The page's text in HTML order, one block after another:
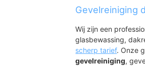
Gevelreiniging
Wij zijn een
glasbewassing,
scherp tarief. Onze
gevelreiniging,